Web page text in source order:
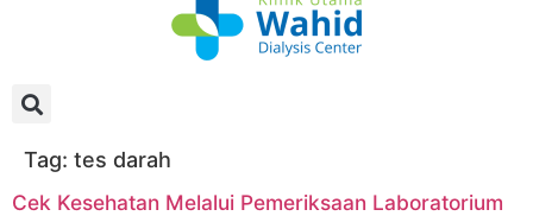
Tag: tes darah
Cek Kesehatan Melalui Pemeriksaan Laboratorium